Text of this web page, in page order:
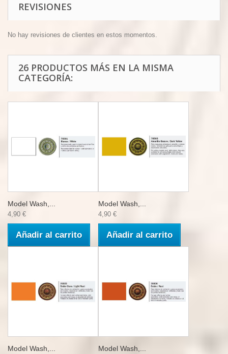
REVISIONES
No hay revisiones de clientes en estos momentos.
26 PRODUCTOS MÁS EN LA MISMA
CATEGORÍA:
Model Wash,...
4,90 €
Añadir al carrito
Model Wash,...
4,90 €
Añadir al carrito
Model Wash,... Model Wash,...